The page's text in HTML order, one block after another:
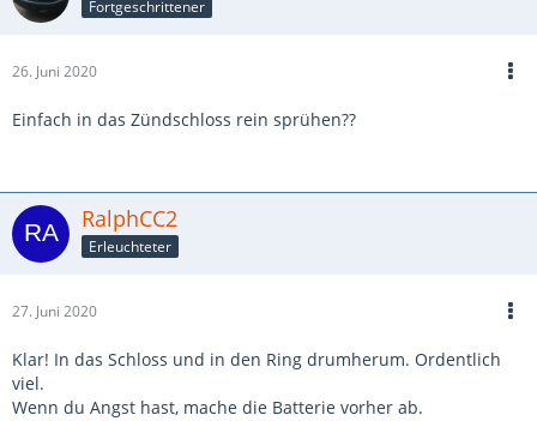
Fortgeschrittener
26. Juni 2020
Einfach in das Zündschloss rein sprühen??
RalphCC2
Erleuchteter
27. Juni 2020
Klar! In das Schloss und in den Ring drumherum. Ordentlich
viel.
Wenn du Angst hast, mache die Batterie vorher ab.